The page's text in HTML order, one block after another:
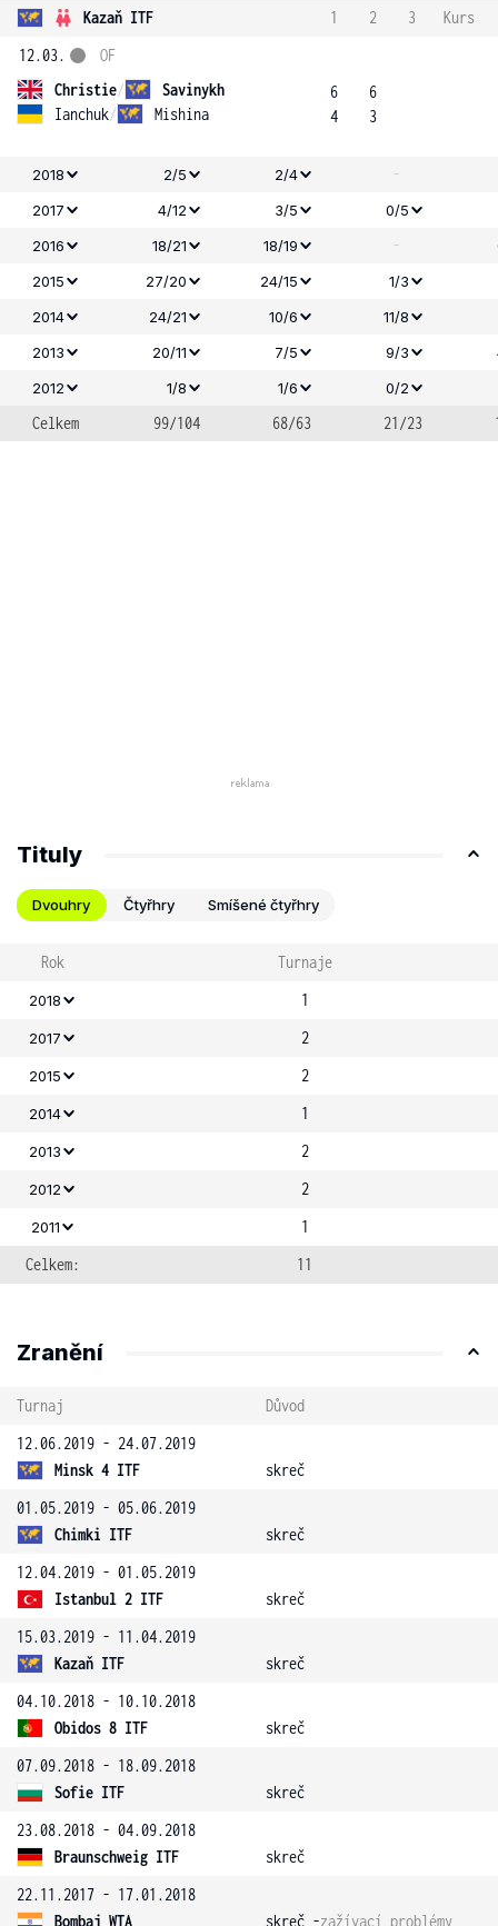
Kazaň ITF 1 2 3
Kurs
12.03.
Christie/
Savinykh
Ianchuk/ Mishina
OF
6
4
6
3
2018 2/5 2/4 -
2017 4/12 3/5
0/5
2016
18/21 18/19 -
2015
27/20 24/15 1/3
2014
24/21 10/6 11/8
2013
20/11 7/5 9/3
2012
1/8 1/6 0/2
Celkem 99/104 68/63 21/23
Tituly
Dvouhry Čtyřhry Smíšené čtyřhry
Rok Turnaje
2018 1
2017 2
2015 2
2014 1
2013 2
2012 2
2011
1
Celkem:
11
Zranění
Turnaj
Důvod
12.06.2019 - 24.07.2019
Minsk 4 ITF
skreč
01.05.2019 - 05.06.2019
Chimki ITF
skreč
12.04.2019 - 01.05.2019
Istanbul 2 ITF
skreč
15.03.2019 - 11.04.2019
Kazaň ITF
skreč
04.10.2018 - 10.10.2018
Obidos 8 ITF
skreč
07.09.2018 - 18.09.2018
Sofie ITF
skreč
23.08.2018 - 04.09.2018
Braunschweig ITF
skreč
22.11.2017 - 17.01.2018
Bombaj WTA
skreč -zažívací problémy